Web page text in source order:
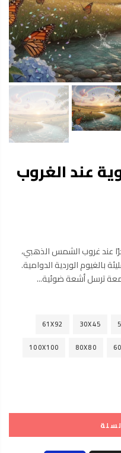
عند الغروب
عند غروب الشمس الذهبي،
بالغيوم الوردية الدوامية.
ترسل أشعة ضوئية...
30X45
61X92
80X80
100X100